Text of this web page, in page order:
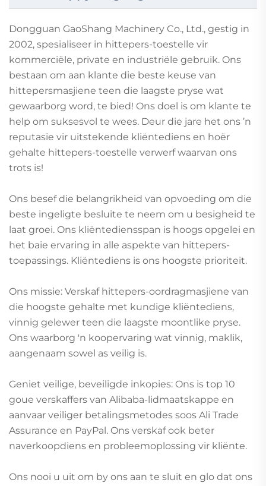
Dongguan GaoShang Machinery Co., Ltd., gestig in
2002, spesialiseer in hittepers-toestelle vir
kommerciële, private en industriële gebruik. Ons
bestaan om aan klante die beste keuse van
hittepersmasjiene teen die laagste pryse wat
gewaarborg word, te bied! Ons doel is om klante te
help om suksesvol te wees. Deur die jare het ons ’n
reputasie vir uitstekende kliëntediens en hoër
gehalte hittepers-toestelle verwerf waarvan ons
trots is!
Ons besef die belangrikheid van opvoeding om die
beste ingeligte besluite te neem om u besigheid te
laat groei. Ons kliëntediensspan is hoogs opgelei en
het baie ervaring in alle aspekte van hittepers-
toepassings. Kliëntediens is ons hoogste prioriteit.
Ons missie: Verskaf hittepers-oordragmasjiene van
die hoogste gehalte met kundige kliëntediens,
vinnig gelewer teen die laagste moontlike pryse.
Ons waarborg 'n koopervaring wat vinnig, maklik,
aangenaam sowel as veilig is.
Geniet veilige, beveiligde inkopies: Ons is top 10
goue verskaffers van Alibaba-lidmaatskappe en
aanvaar veiliger betalingsmetodes soos Ali Trade
Assurance en PayPal. Ons verskaf ook beter
naverkoopdiens en probleemoplossing vir kliënte.
Ons nooi u uit om by ons aan te sluit en glo dat ons